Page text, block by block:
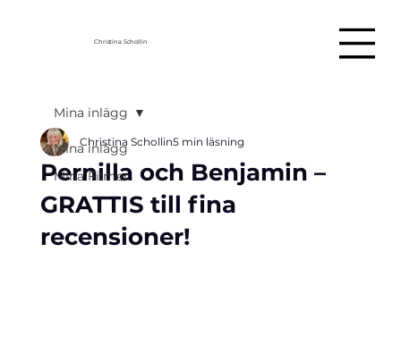
Christina Schollin
Mina inlägg
Mina Filmer
Mina inlägg
Pernilla och Benjamin –
GRATTIS till fina
recensioner!
Christina Schollin5 min läsning